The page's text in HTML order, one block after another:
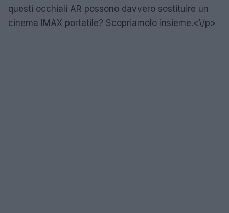
questi occhiali AR possono davvero sostituire un
cinema IMAX portatile? Scopriamolo insieme.<\/p>